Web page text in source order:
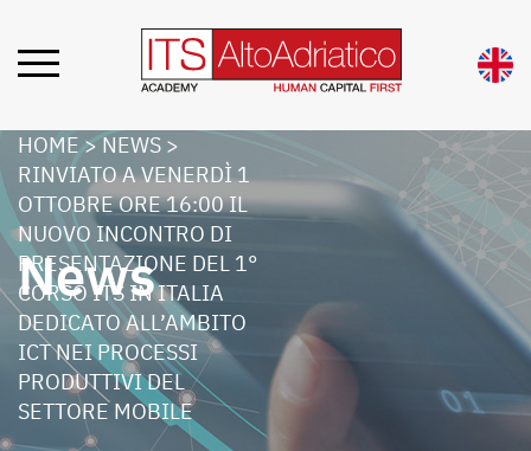
HOME>NEWS >
RINVIATO A VENERDÌ 1
OTTOBRE ORE 16:00 IL
NUOVO INCONTRO DI
PRESENTAZIONE DEL 1°
CORSO ITS IN ITALIA
DEDICATO ALL’AMBITO
ICT NEI PROCESSI
PRODUTTIVI DEL
SETTORE MOBILE
News